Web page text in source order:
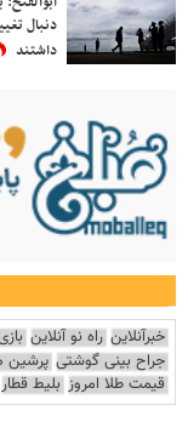
دنبال
داشتند
خبرآنلاین راه نو آنلاین
جراح بینی گوشتی پرشین
قیمت طلا امروز بلیط قطار